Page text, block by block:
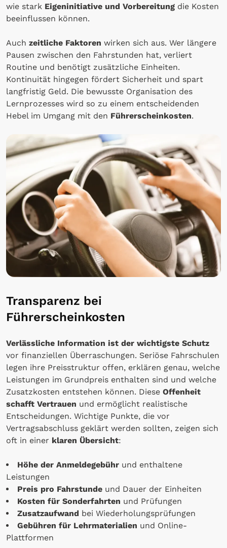
wie stark Eigeninitiative und Vorbereitung die Kosten
beeinflussen können.
Auch zeitliche Faktoren wirken sich aus. Wer längere
Pausen zwischen den Fahrstunden hat, verliert
Routine und benötigt zusätzliche Einheiten.
Kontinuität hingegen fördert Sicherheit und spart
langfristig Geld. Die bewusste Organisation des
Lernprozesses wird so zu einem entscheidenden
Hebel im Umgang mit den Führerscheinkosten.
Transparenz bei
Führerscheinkosten
Verlässliche Information ist der wichtigste Schutz
vor finanziellen Überraschungen. Seriöse Fahrschulen
legen ihre Preisstruktur offen, erklären genau, welche
Leistungen im Grundpreis enthalten sind und welche
Zusatzkosten entstehen können. Diese Offenheit
schafft Vertrauen und ermöglicht realistische
Entscheidungen. Wichtige Punkte, die vor
Vertragsabschluss geklärt werden sollten, zeigen sich
oft in einer klaren Übersicht:
Höhe der Anmeldegebühr und enthaltene
Leistungen
Preis pro Fahrstunde und Dauer der Einheiten
Kosten für Sonderfahrten und Prüfungen
Zusatzaufwand bei Wiederholungsprüfungen
Gebühren für Lehrmaterialien und Online-
Plattformen